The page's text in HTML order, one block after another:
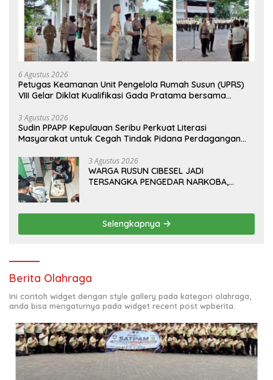
6 Agustus 2026
Petugas Keamanan Unit Pengelola Rumah Susun (UPRS)
VIII Gelar Diklat Kualifikasi Gada Pratama bersama
Polda Metro Jaya*
3 Agustus 2026
Sudin PPAPP Kepulauan Seribu Perkuat Literasi
Masyarakat untuk Cegah Tindak Pidana Perdagangan
3 Agustus 2026
WARGA RUSUN CIBESEL JADI
TERSANGKA PENGEDAR NARKOBA,
Selengkapnya
Berita Olahraga
Ini contoh widget dengan style gallery pada kategori olahraga,
anda bisa mengaturnya pada widget recent post wpberita.